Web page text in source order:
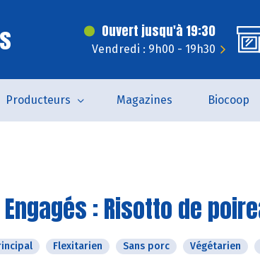
Ouvert jusqu'à 19:30
Vendredi : 9h00 - 19h30
Producteurs Magazines Biocoop
: Risotto de
Flexitarien Sans porc Végétarien